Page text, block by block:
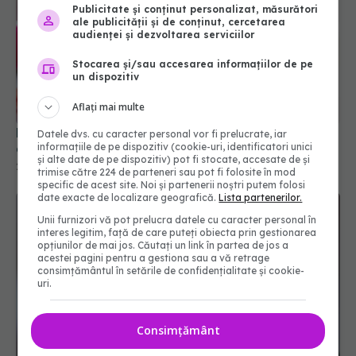
De ce sunt periculoase dietele de tip „yo-yo” și
cum să le eviți
22 iul 2026, 14:50
Publicitate și conținut personalizat, măsurători
ale publicității și de conținut, cercetarea
audienței și dezvoltarea serviciilor
Stocarea și/sau accesarea informațiilor de pe
un dispozitiv
Aflați mai multe
Datele dvs. cu caracter personal vor fi prelucrate, iar
informațiile de pe dispozitiv (cookie-uri, identificatori unici
și alte date de pe dispozitiv) pot fi stocate, accesate de și
trimise către 224 de parteneri sau pot fi folosite în mod
specific de acest site. Noi și partenerii noștri putem folosi
date exacte de localizare geografică.Lista partenerilor.
Unii furnizori vă pot prelucra datele cu caracter personal în
interes legitim, față de care puteți obiecta prin gestionarea
opțiunilor de mai jos. Căutați un link în partea de jos a
acestei pagini pentru a gestiona sau a vă retrage
consimțământul în setările de confidențialitate și cookie-
uri.
Consimțământ